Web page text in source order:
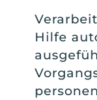
Hilfe